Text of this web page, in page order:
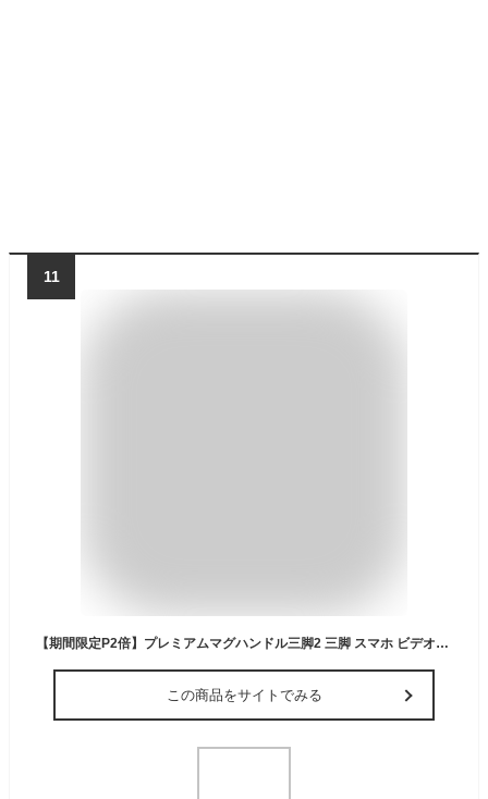
11
【期間限定P2倍】プレミアムマグハンドル三脚2 三脚 スマホ ビデオカメラ カメラ タブレット 兼用 マグネット Magsafe 長い 高い スマホスタンド スマホ三脚 三脚スタンド iphone Android 軽量 コンパクト 収納袋付き 170cm 送料無料
この商品をサイトでみる